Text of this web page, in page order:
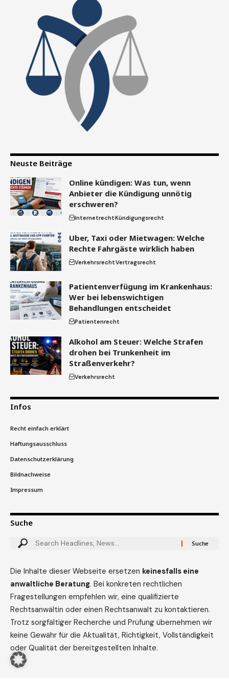
Neuste Beiträge
Online kündigen: Was tun, wenn
Anbieter die Kündigung unnötig
erschweren?
InternetrechtKündigungsrecht
Uber, Taxi oder Mietwagen: Welche
Rechte Fahrgäste wirklich haben
VerkehrsrechtVertragsrecht
Patientenverfügung im Krankenhaus:
Wer bei lebenswichtigen
Behandlungen entscheidet
Patientenrecht
Alkohol am Steuer: Welche Strafen
drohen bei Trunkenheit im
Straßenverkehr?
Verkehrsrecht
Infos
Recht einfach erklärt
Haftungsausschluss
Datenschutzerklärung
Bildnachweise
Impressum
Suche
Die Inhalte dieser Webseite ersetzen keinesfalls eine
anwaltliche Beratung. Bei konkreten rechtlichen
Fragestellungen empfehlen wir, eine qualifizierte
Rechtsanwältin oder einen Rechtsanwalt zu kontaktieren.
Trotz sorgfältiger Recherche und Prüfung übernehmen wir
keine Gewähr für die Aktualität, Richtigkeit, Vollständigkeit
oder Qualität der bereitgestellten Inhalte.